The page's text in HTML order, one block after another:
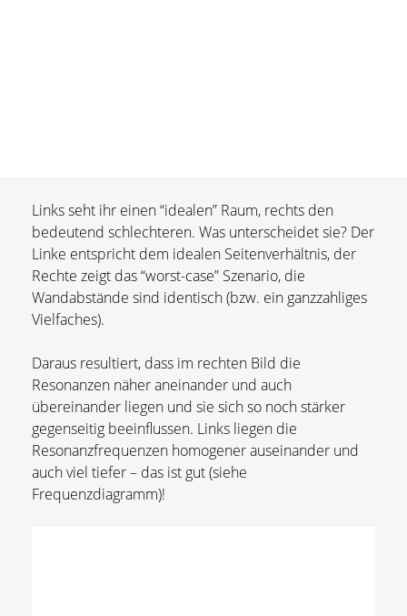
Links seht ihr einen “idealen” Raum, rechts den
bedeutend schlechteren. Was unterscheidet sie? Der
Linke entspricht dem idealen Seitenverhältnis, der
Rechte zeigt das “worst-case” Szenario, die
Wandabstände sind identisch (bzw. ein ganzzahliges
Vielfaches).
Daraus resultiert, dass im rechten Bild die
Resonanzen näher aneinander und auch
übereinander liegen und sie sich so noch stärker
gegenseitig beeinflussen. Links liegen die
Resonanzfrequenzen homogener auseinander und
auch viel tiefer – das ist gut (siehe
Frequenzdiagramm)!